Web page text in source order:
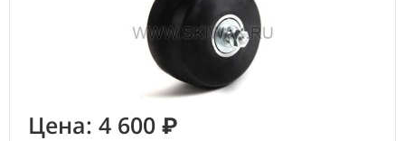
Цена: 4 600 ₽